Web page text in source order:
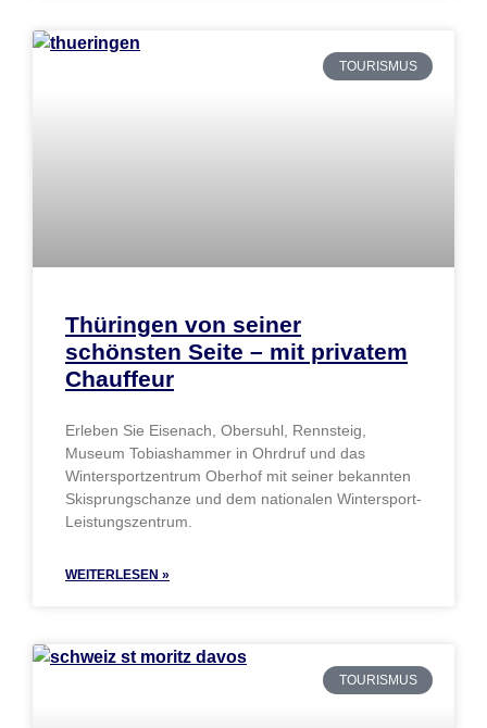
TOURISMUS
Thüringen von seiner
schönsten Seite – mit privatem
Chauffeur
Erleben Sie Eisenach, Obersuhl, Rennsteig,
Museum Tobiashammer in Ohrdruf und das
Wintersportzentrum Oberhof mit seiner bekannten
Skisprungschanze und dem nationalen Wintersport-
Leistungszentrum.
WEITERLESEN »
TOURISMUS